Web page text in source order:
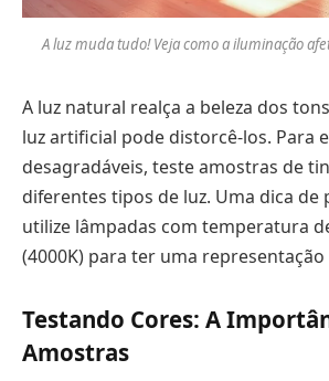
A luz muda tudo! Veja como a iluminação
A luz natural realça a beleza dos
luz artificial pode distorcê-los. Para
desagradáveis, teste amostras de
diferentes tipos de luz. Uma dica de
utilize lâmpadas com temperatura
(4000K) para ter uma representação
Testando Cores: A
Amostras